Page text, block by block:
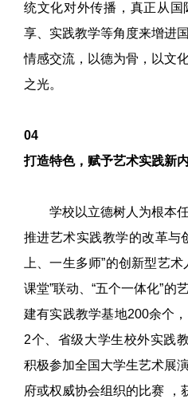
统文化对外传播，真正从
享、实践教学等角度来增进
情感交流，以德为骨，以文
之光。
04
打造特色，赋予艺术实践新
学校以立德树人为根本
推进艺术实践教学的改革与
上、一生多师”的创新型艺
课堂”联动、“五个一体化”的
建有实践教学基地200余个
2个、省级大学生校外实践
积极参加全国大学生艺术展
府或权威协会组织的比赛 ，